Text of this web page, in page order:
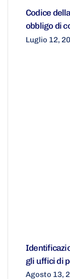
Codice
obbligo di
Luglio 12,
gli uffici di
Agosto 13,